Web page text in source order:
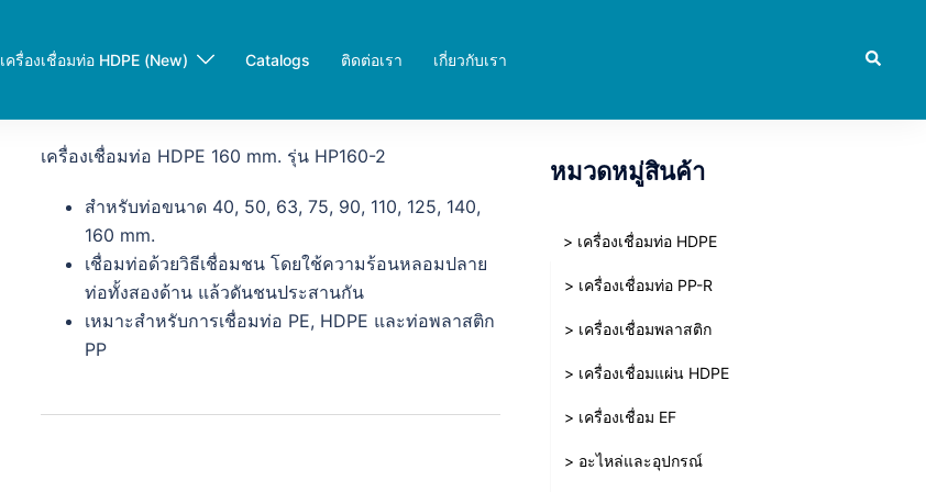
เครื่องเชื่อมท่อ HDPE (New) Catalogs ติดต่อเรา เกี่ยวกับเรา Search
เครื่องเชื่อมท่อ HDPE 160 mm. รุ่น HP160-2
สำหรับท่อขนาด 40, 50, 63, 75, 90, 110, 125, 140,
160 mm.
เชื่อมท่อด้วยวิธีเชื่อมชน โดยใช้ความร้อนหลอมปลาย
ท่อทั้งสองด้าน แล้วดันชนประสานกัน
เหมาะสำหรับการเชื่อมท่อ PE, HDPE และท่อพลาสติก
PP
หมวดหมู่สินค้า
> เครื่องเชื่อมท่อ HDPE
> เครื่องเชื่อมท่อ PP-R
> เครื่องเชื่อมพลาสติก
> เครื่องเชื่อมแผ่น HDPE
> เครื่องเชื่อม EF
> อะไหล่และอุปกรณ์